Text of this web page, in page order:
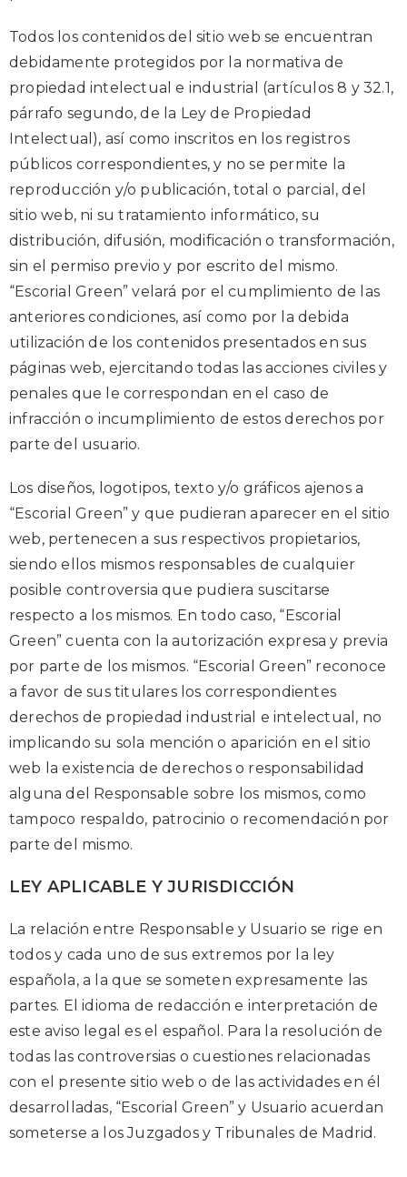
Todos los contenidos del sitio web se encuentran
debidamente protegidos por la normativa de
propiedad intelectual e industrial (artículos 8 y 32.1,
párrafo segundo, de la Ley de Propiedad
Intelectual), así como inscritos en los registros
públicos correspondientes, y no se permite la
reproducción y/o publicación, total o parcial, del
sitio web, ni su tratamiento informático, su
distribución, difusión, modificación o transformación,
sin el permiso previo y por escrito del mismo.
“Escorial Green” velará por el cumplimiento de las
anteriores condiciones, así como por la debida
utilización de los contenidos presentados en sus
páginas web, ejercitando todas las acciones civiles y
penales que le correspondan en el caso de
infracción o incumplimiento de estos derechos por
parte del usuario.
Los diseños, logotipos, texto y/o gráficos ajenos a
“Escorial Green” y que pudieran aparecer en el sitio
web, pertenecen a sus respectivos propietarios,
siendo ellos mismos responsables de cualquier
posible controversia que pudiera suscitarse
respecto a los mismos. En todo caso, “Escorial
Green” cuenta con la autorización expresa y previa
por parte de los mismos. “Escorial Green” reconoce
a favor de sus titulares los correspondientes
derechos de propiedad industrial e intelectual, no
implicando su sola mención o aparición en el sitio
web la existencia de derechos o responsabilidad
alguna del Responsable sobre los mismos, como
tampoco respaldo, patrocinio o recomendación por
parte del mismo.
LEY APLICABLE Y JURISDICCIÓN
La relación entre Responsable y Usuario se rige en
todos y cada uno de sus extremos por la ley
española, a la que se someten expresamente las
partes. El idioma de redacción e interpretación de
este aviso legal es el español. Para la resolución de
todas las controversias o cuestiones relacionadas
con el presente sitio web o de las actividades en él
desarrolladas, “Escorial Green” y Usuario acuerdan
someterse a los Juzgados y Tribunales de Madrid.